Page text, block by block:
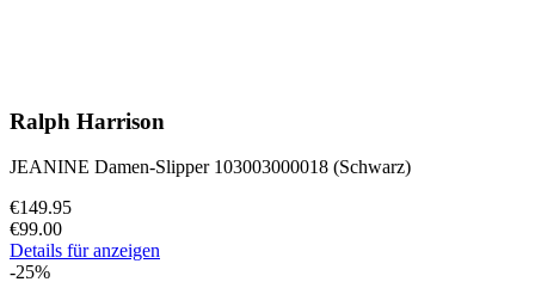
Ralph Harrison
JEANINE Damen-Slipper 103003000018 (Schwarz)
€149.95
€99.00
Details für anzeigen
-25%